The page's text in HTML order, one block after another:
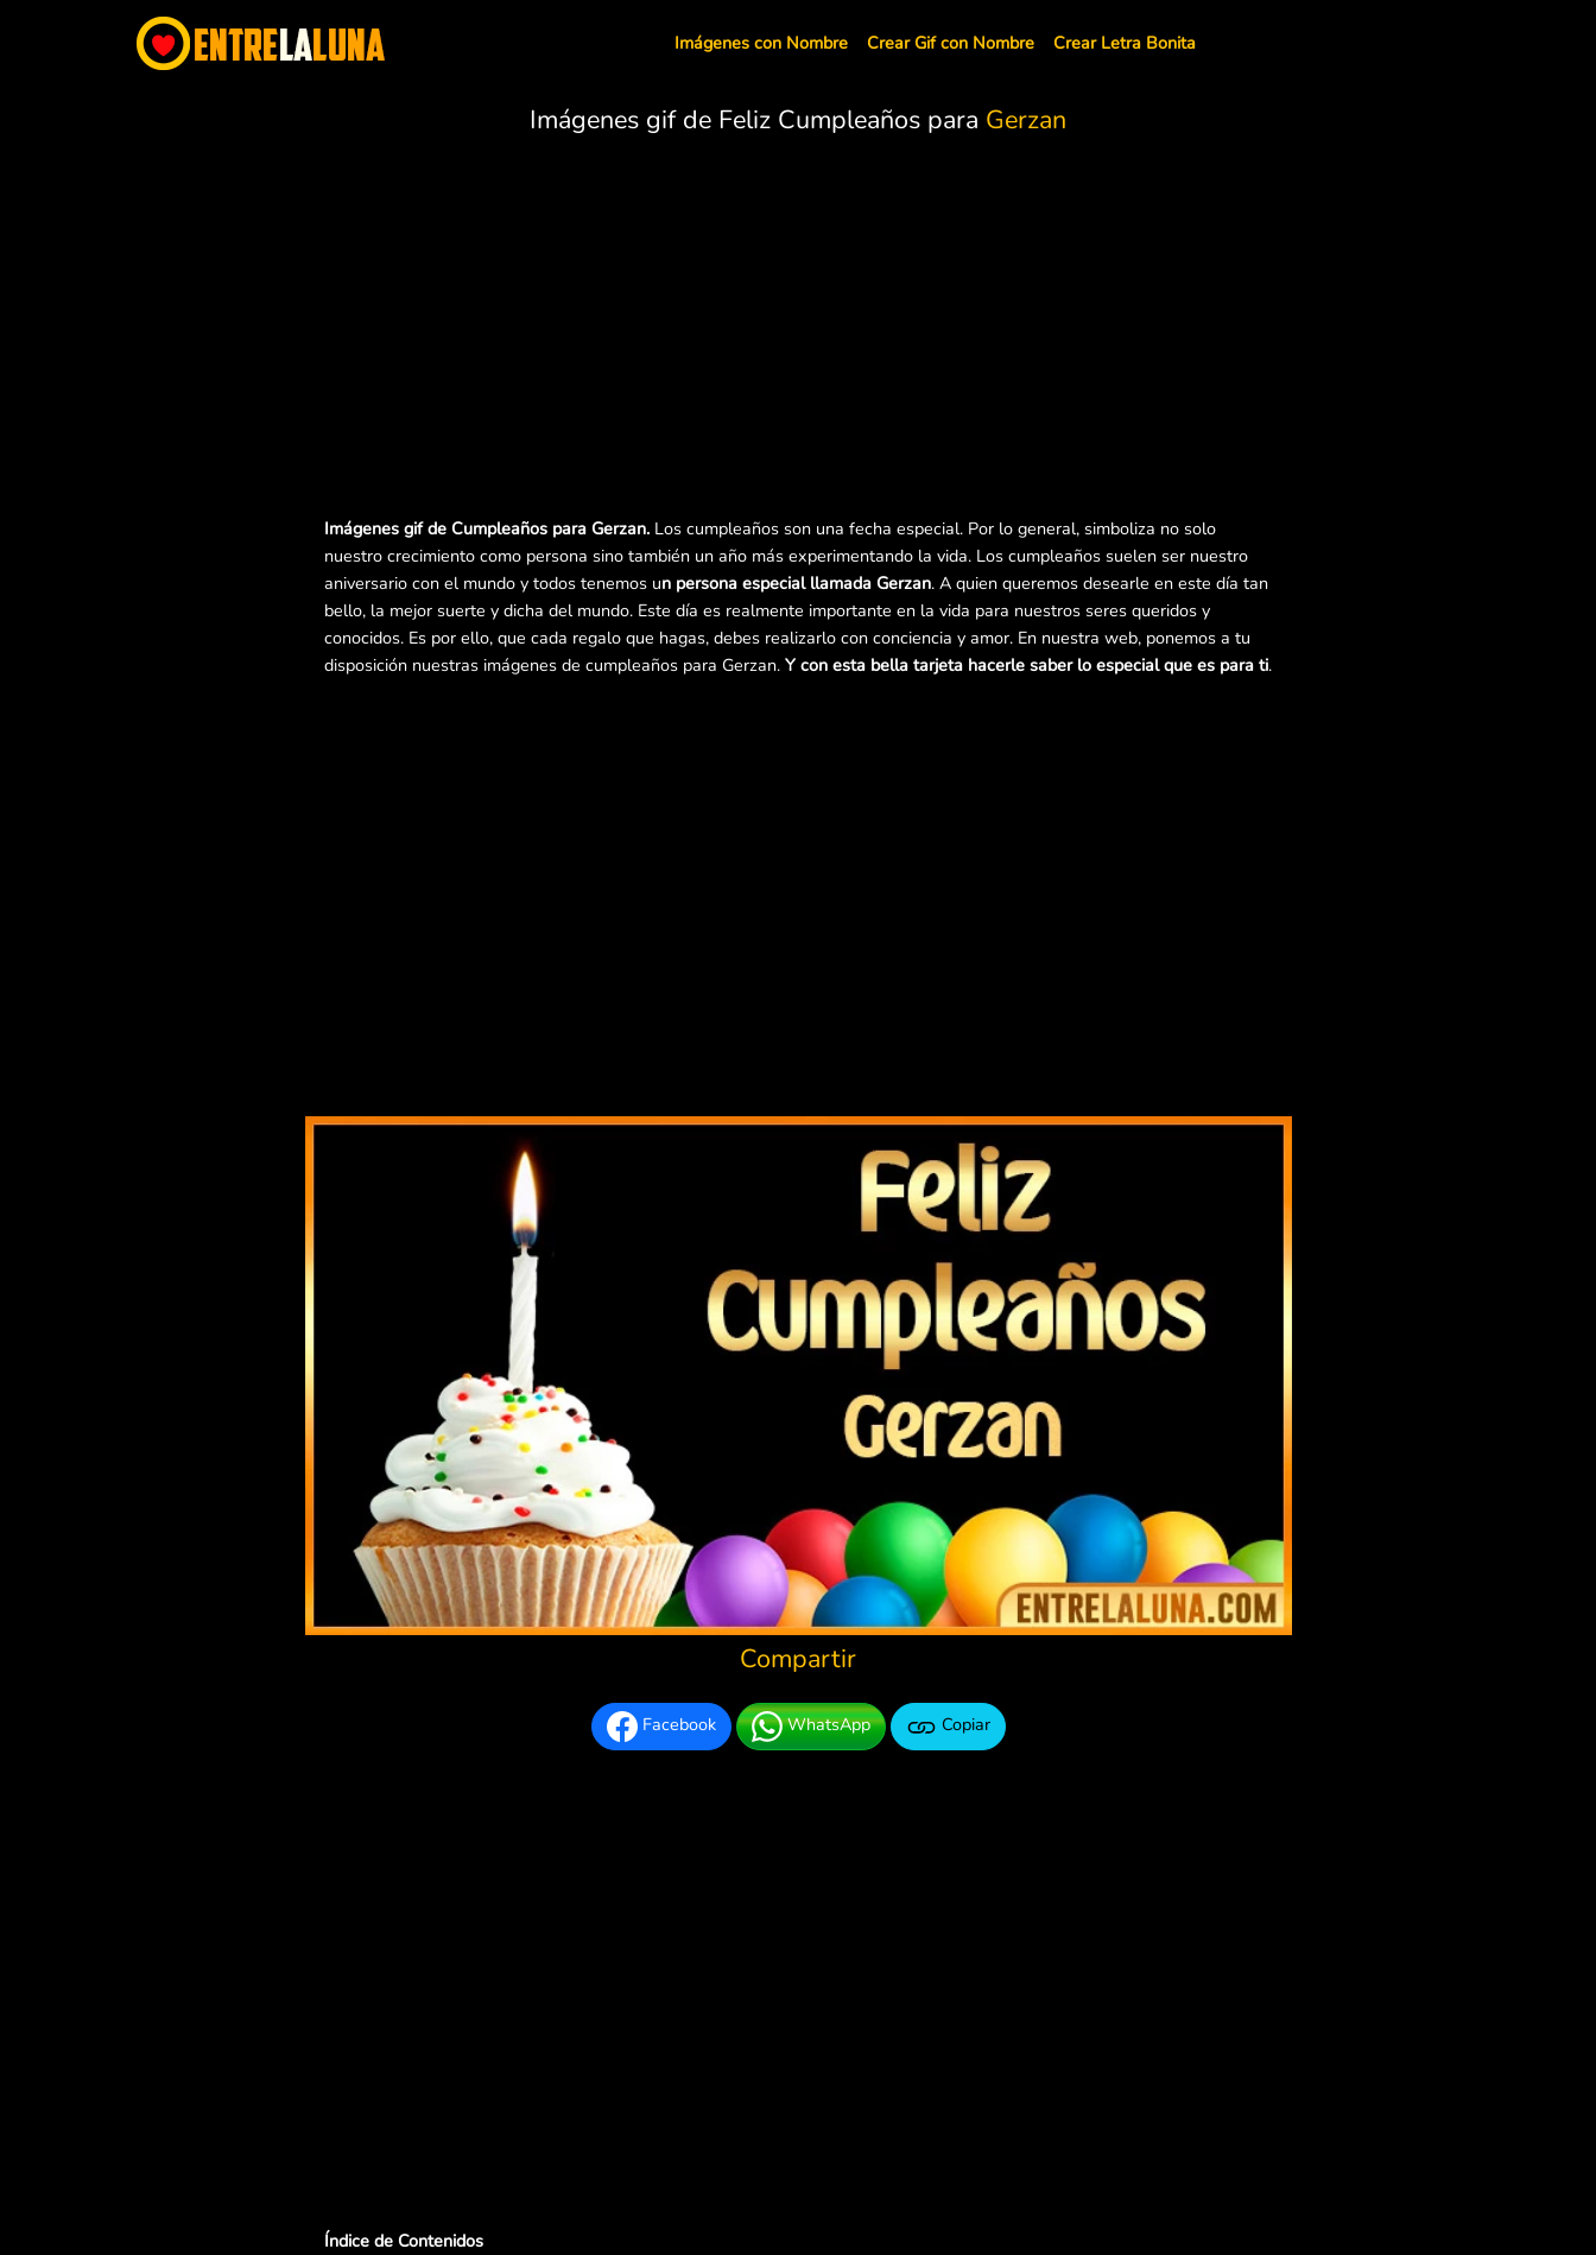
Imágenes con Nombre Crear Gif con Nombre Crear Letra Bonita
Imágenes gif de Feliz Cumpleaños para Gerzan
Imágenes gif de Cumpleaños para Gerzan. Los cumpleaños son una fecha especial. Por lo general, simboliza no solo
nuestro crecimiento como persona sino también un año más experimentando la vida. Los cumpleaños suelen ser nuestro
aniversario con el mundo y todos tenemos un persona especial llamada Gerzan. A quien queremos desearle en este día tan
bello, la mejor suerte y dicha del mundo. Este día es realmente importante en la vida para nuestros seres queridos y
conocidos. Es por ello, que cada regalo que hagas, debes realizarlo con conciencia y amor. En nuestra web, ponemos a tu
disposición nuestras imágenes de cumpleaños para Gerzan. Y con esta bella tarjeta hacerle saber lo especial que es para ti.
Compartir
Facebook WhatsApp Copiar
Índice de Contenidos